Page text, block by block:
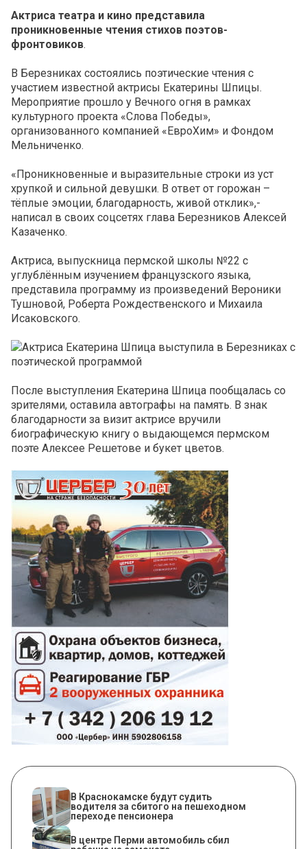
Актриса театра и кино представила
проникновенные чтения стихов поэтов-
фронтовиков.
В Березниках состоялись поэтические чтения с
участием известной актрисы Екатерины Шпицы.
Мероприятие прошло у Вечного огня в рамках
культурного проекта «Слова Победы»,
организованного компанией «ЕвроХим» и Фондом
Мельниченко.
«Проникновенные и выразительные строки из уст
хрупкой и сильной девушки. В ответ от горожан –
тёплые эмоции, благодарность, живой отклик»,-
написал в своих соцсетях глава Березников Алексей
Казаченко.
Актриса, выпускница пермской школы №22 с
углублённым изучением французского языка,
представила программу из произведений Вероники
Тушновой, Роберта Рождественского и Михаила
Исаковского.
После выступления Екатерина Шпица пообщалась со
зрителями, оставила автографы на память. В знак
благодарности за визит актрисе вручили
биографическую книгу о выдающемся пермском
поэте Алексее Решетове и букет цветов.
В Краснокамске будут судить
водителя за сбитого на пешеходном
переходе пенсионера
В центре Перми автомобиль сбил